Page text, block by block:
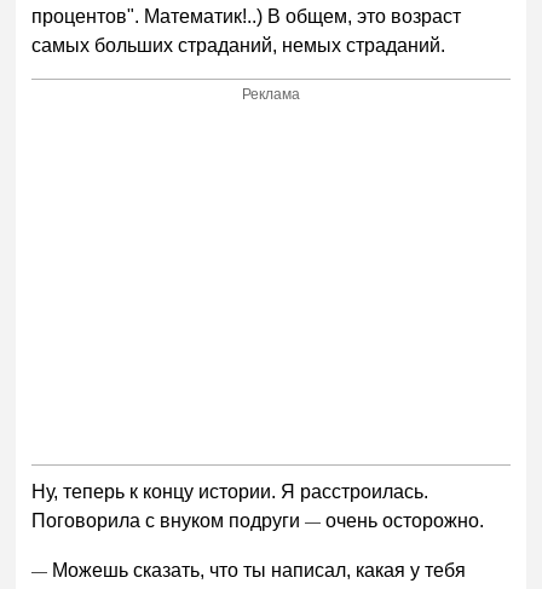
процентов". Математик!..) В общем, это возраст
самых больших страданий, немых страданий.
Реклама
Ну, теперь к концу истории. Я расстроилась.
Поговорила с внуком подруги— очень осторожно.
— Можешь сказать, что ты написал, какая у тебя